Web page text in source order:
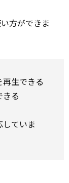
方ができま
生できる
る
ていま